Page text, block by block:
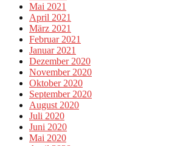
Mai 2021
April 2021
März 2021
Februar 2021
Januar 2021
Dezember 2020
November 2020
Oktober 2020
September 2020
August 2020
Juli 2020
Juni 2020
Mai 2020